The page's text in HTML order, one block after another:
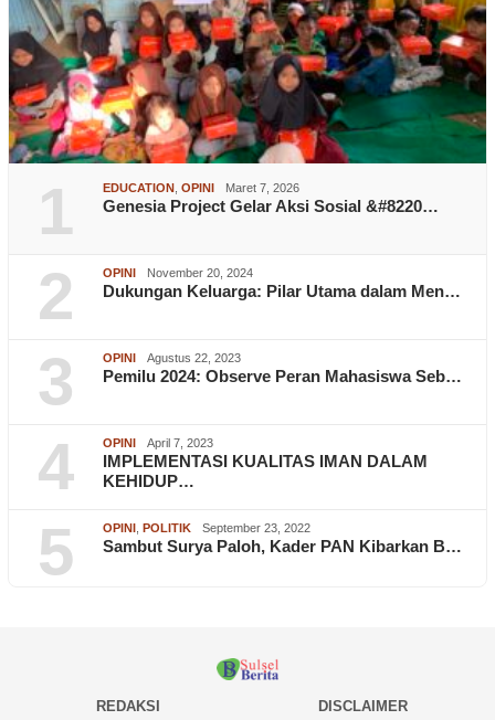
1 EDUCATION OPINI Maret 7, 2026
Genesia Project Gelar Aksi Sosial &#8220…
2 OPINI November 20, 2024
Dukungan Keluarga: Pilar Utama dalam Men…
3 OPINI Agustus 22, 2023
Pemilu 2024: Observe Peran Mahasiswa Seb…
4 OPINI April 7, 2023
IMPLEMENTASI KUALITAS IMAN DALAM
KEHIDUP…
5 OPINI POLITIK September 23, 2022
Sambut Surya Paloh, Kader PAN Kibarkan B…
REDAKSI DISCLAIMER